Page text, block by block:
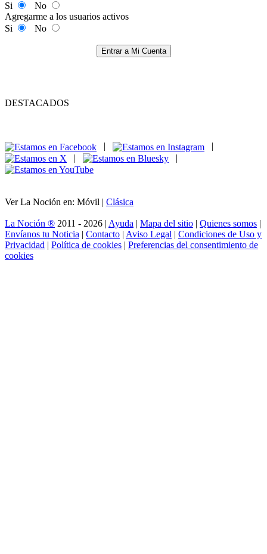
Si
No
Agregarme a los usuarios activos
Si
No
Entrar a Mi Cuenta
DESTACADOS
|
|
|
|
Ver La Noción en: Móvil | Clásica
La Noción ® 2011 - 2026 | Ayuda | Mapa del sitio | Quienes somos |
Envíanos tu Noticia | Contacto | Aviso Legal | Condiciones de Uso y
Privacidad | Política de cookies | Preferencias del consentimiento de
cookies